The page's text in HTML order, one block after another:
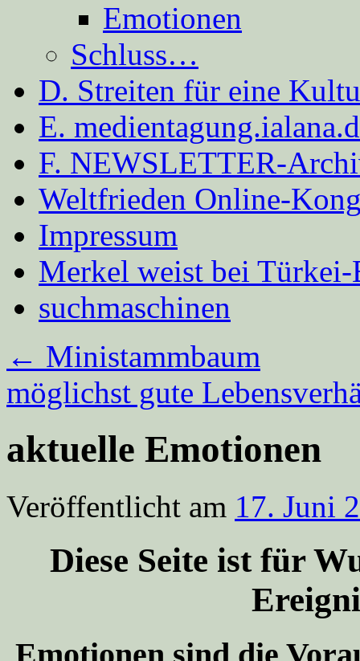
Emotionen
Schluss…
D. Streiten für eine
E.
F. NEWSLETTER-
Weltfrieden Online-
Impressum
Merkel weist bei
suchmaschinen
← Ministammbaum
möglichst gute
aktuelle Emotionen
Veröffentlicht am 17. Juni
Diese Seite ist für